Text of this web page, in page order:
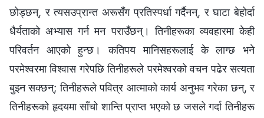
छोड्छन्, र त्यसउप्रान्त अरूसँग प्रतिस्पर्धा गर्दैनन्, र घाटा बेहोर्दा
धैर्यताको अभ्यास गर्न मन पराउँछन्। तिनीहरूका व्यवहारमा केही
परिवर्तन आएको हुन्छ। कतिपय मानिसहरूलाई के लाग्छ भने
परमेश्‍वरमा विश्‍वास गरेपछि तिनीहरूले परमेश्‍वरको वचन पढेर सत्यता
बुझ्‍न सक्छन्; तिनीहरूले पवित्र आत्‍माको कार्य अनुभव गरेका छन्, र
तिनीहरूको हृदयमा साँचो शान्ति प्राप्त भएको छ जसले गर्दा तिनीहरू